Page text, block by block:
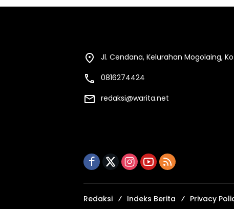
Jl. Cendana, Kelurahan Mogolaing,
0816274424
redaksi@warita.net
Redaksi Indeks Berita Privacy